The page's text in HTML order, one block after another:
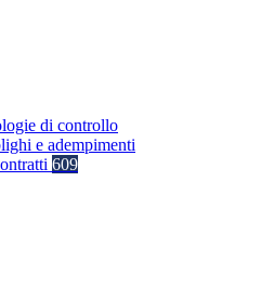
di controllo
e adempimenti
609